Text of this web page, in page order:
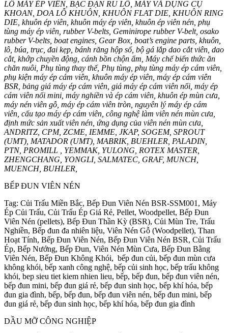
LÔ MÁY ÉP VIÊN, BẠC ĐẠN RU LÔ, MÁY VÀ DỤNG CỤ
KHOAN, DOA LỖ KHUÔN, KHUÔN FLAT DIE, KHUÔN RING
DIE, khuôn ép viên, khuôn máy ép viên, khuôn ép viên nén, phụ
tùng máy ép viên, rubber V-belts, Geminirope rubber V-belt, osako
rubber V-belts, boat engines, Gear Box, boat’s engine parts, khuôn,
lô, búa, trục, đai kẹp, bánh răng hộp số, bộ gá lắp dao cắt viên, dao
cắt, khớp chuyền động, cánh bồn chộn ẩm, Máy chế biến thức ăn
chăn nuôi, Phụ tùng thay thế, Phụ tùng, phụ tùng máy ép cám viên,
phụ kiện máy ép cám viên, khuôn máy ép viên, máy ép cám viên
BSR, bảng giá máy ép cám viên, giá máy ép cám viên nổi, máy ép
cám viên nổi mini, máy nghiền và ép cám viên, khuôn ép mùn cưa,
máy nén viên gỗ, máy ép cám viên tròn, nguyên lý máy ép cám
viên, cấu tạo máy ép cám viên, công nghệ làm viên nén mùn cưa,
định mức sản xuất viên nén, ứng dụng của viên nén mùn cưa,
ANDRITZ, CPM, ZCME, IEMME, JKAP, SOGEM, SPROUT
(UMT), MATADOR (UMT), MABRIK, BUEHLER, PALADIN,
PTN, PROMILL , YEMMAK, YULONG, ROTEX MASTER,
ZHENGCHANG, YONGLI, SALMATEC, GRAF, MUNCH,
MUENCH, BUHLER,
BẾP ĐUN VIÊN NÉN
Tag: Củi Trấu Miền Bắc, Bếp Đun Viên Nén BSR-SSM001, Máy
Ép Củi Trấu, Củi Trấu Ép Giá Rẻ, Pellet, Woodpellet, Bếp Đun
Viên Nén (pellets), Bếp Đun Thần Kỳ (BSR), Củi Mùn Tre, Trấu
Nghiền, Bếp đun đa nhiên liệu, Viên Nén Gỗ (Woodpellet), Than
Hoạt Tính, Bếp Đun Viên Nén, Bếp Đun Viên Nén BSR, Củi Trấu
Ép, Bếp Nướng, Bểp Đun, Viên Nén Mùn Cưa, Bếp Đun Bằng
Viên Nén, Bếp Đun Không Khói, bếp đun củi, bếp đun mùn cưa
không khói, bếp xanh công nghệ, bếp củi sinh học, bếp trấu không
khói, bep sieu tiet kiem nhien lieu, bếp, bếp đun, bếp đun viên nén,
bếp đun mini, bếp đun giá rẻ, bếp đun sinh học, bếp khí hóa, bếp
đun gia đình, bếp, bếp đun, bếp đun viên nén, bếp đun mini, bếp
đun giá rẻ, bếp đun sinh học, bếp khí hóa, bếp đun gia đình
DẦU MỠ CÔNG NGHIỆP